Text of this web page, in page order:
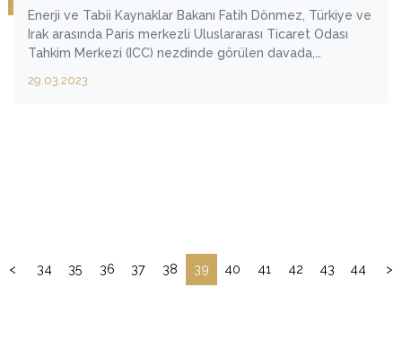
Enerji ve Tabii Kaynaklar Bakanı Fatih Dönmez, Türkiye ve
Irak arasında Paris merkezli Uluslararası Ticaret Odası
Tahkim Merkezi (ICC) nezdinde görülen davada,
yönelik, "Böyle bir rakamda ceza söz konusu değil. Büyük
29.03.2023
< 34 35 36 37 38 39 40 41 42 43 44 >